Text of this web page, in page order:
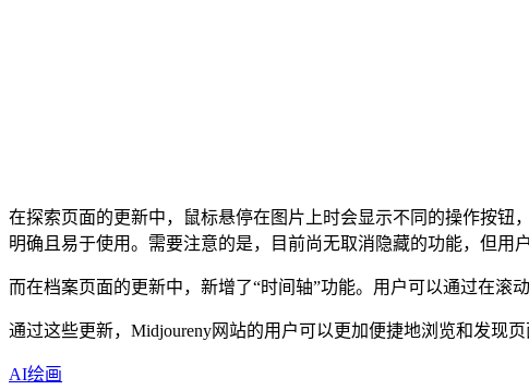
在探索页面的更新中，鼠标悬停在图片上时会显示不同的操作按钮
明确且易于使用。需要注意的是，目前尚无取消隐藏的功能，但用
而在档案页面的更新中，新增了“时间轴”功能。用户可以通过在滚
通过这些更新，Midjoureny网站的用户可以更加便捷地浏览和发现
AI绘画